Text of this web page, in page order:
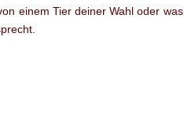
einem Tier deiner Wahl oder was